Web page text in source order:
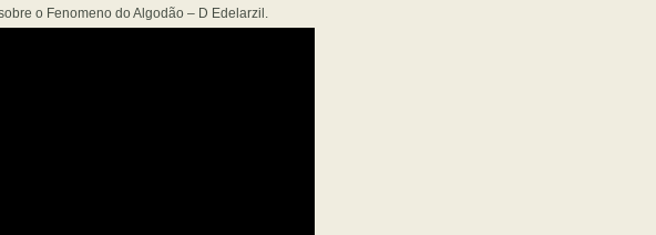
o Fenomeno do Algodão – D Edelarzil.